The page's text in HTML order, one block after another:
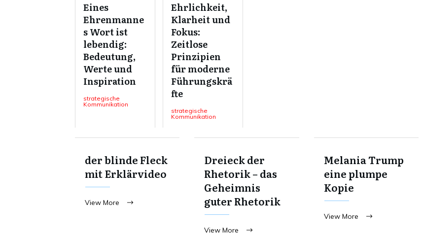
Eines
Ehrenmanne
s Wort ist
lebendig:
Bedeutung,
Werte und
Inspiration
strategische
Kommunikation
Ehrlichkeit,
Klarheit und
Fokus:
Zeitlose
Prinzipien
für moderne
Führungskrä
fte
strategische
Kommunikation
der blinde Fleck
mit Erklärvideo
View More
Dreieck der
Rhetorik – das
Geheimnis
guter Rhetorik
View More
Melania Trump
eine plumpe
Kopie
View More